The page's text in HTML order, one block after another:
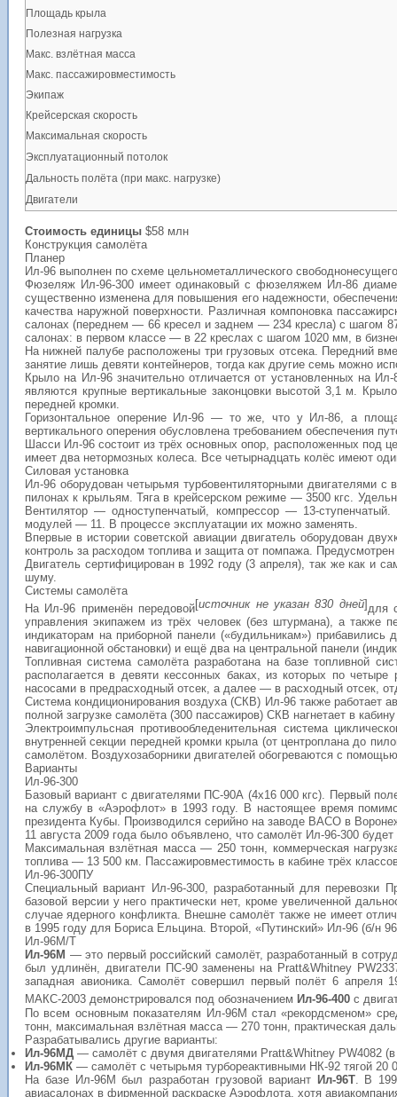
Площадь крыла
Полезная нагрузка
Макс. взлётная масса
Макс. пассажировместимость
Экипаж
Крейсерская скорость
Максимальная скорость
Эксплуатационный потолок
Дальность полёта (при макс. нагрузке)
Двигатели
Стоимость единицы $58 млн
Конструкция самолёта
Планер
Ил-96 выполнен по схеме цельнометаллического
Фюзеляж Ил-96-300 имеет одинаковый с фюзеляжем Ил-86
существенно изменена для повышения его надежности,
качества наружной поверхности. Различная компоновка
салонах (переднем — 66 кресел и заднем — 234 кресла) с шагом
салонах: в первом классе — в 22 креслах с шагом 1020 мм, в
На нижней палубе расположены три грузовых отсека. Передний
занятие лишь девяти контейнеров, тогда как другие семь можно
Крыло на Ил-96 значительно отличается от установленных на
являются крупные вертикальные законцовки высотой 3,1 м.
передней кромки.
Горизонтальное оперение Ил-96 — то же, что у Ил-86, а
вертикального оперения обусловлена требованием обеспечения
Шасси Ил-96 состоит из трёх основных опор, расположенных под
имеет два нетормозных колеса. Все четырнадцать колёс имеют
Силовая установка
Ил-96 оборудован четырьмя турбовентиляторными двигателями
пилонах к крыльям. Тяга в крейсерском режиме — 3500 кгс.
Вентилятор — одноступенчатый, компрессор — 13-
модулей — 11. В процессе эксплуатации их можно заменять.
Впервые в истории советской авиации двигатель оборудован
контроль за расходом топлива и защита от помпажа.
Двигатель сертифицирован в 1992 году (3 апреля), так же как и
шуму.
Системы самолёта
На Ил-96 применён передовой[источник не указан 830 дней]для
управления экипажем из трёх человек (без штурмана), а также
индикаторам на приборной панели («будильникам»)
навигационной обстановки) и ещё два на центральной панели
Топливная система самолёта разработана на базе топливной
располагается в девяти кессонных баках, из которых по
насосами в предрасходный отсек, а далее — в расходный отсек,
Система кондиционирования воздуха (СКВ) Ил-96 также работает
полной загрузке самолёта (300 пассажиров) СКВ нагнетает в
Электроимпульсная противообледенительная система
внутренней секции передней кромки крыла (от центроплана до
самолётом. Воздухозаборники двигателей обогреваются с
Варианты
Ил-96-300
Базовый вариант с двигателями ПС-90А (4х16 000 кгс). Первый
на службу в «Аэрофлот» в 1993 году. В настоящее время
президента Кубы. Производился серийно на заводе ВАСО в
11 августа 2009 года было объявлено, что самолёт Ил-96-300
Максимальная взлётная масса — 250 тонн, коммерческая
топлива — 13 500 км. Пассажировместимость в кабине трёх
Ил-96-300ПУ
Специальный вариант Ил-96-300, разработанный для перевозки
базовой версии у него практически нет, кроме увеличенной
случае ядерного конфликта. Внешне самолёт также не имеет
в 1995 году для Бориса Ельцина. Второй, «Путинский» Ил-96 (б/н
Ил-96М/Т
Ил-96М — это первый российский самолёт, разработанный в
был удлинён, двигатели ПС-90 заменены на Pratt&Whitney
западная авионика. Самолёт совершил первый полёт 6
МАКС-2003 демонстрировался под обозначением Ил-96-400 с
По всем основным показателям Ил-96М стал «рекордсменом»
тонн, максимальная взлётная масса — 270 тонн, практическая
Разрабатывались другие варианты:
Ил-96МД — самолёт с двумя двигателями Pratt&Whitney PW4082
Ил-96МК — самолёт с четырьмя турбореактивными НК-92 тягой 20
На базе Ил-96М был разработан грузовой вариант Ил-96Т. В
авиасалонах в фирменной раскраске Аэрофлота, хотя